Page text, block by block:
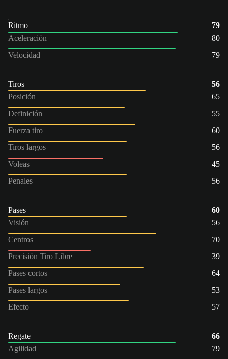
Ritmo
79
Aceleración
80
Velocidad
79
Tiros
56
Posición
65
Definición
55
Fuerza tiro
60
Tiros largos
56
Voleas
45
Penales
56
Pases
60
Visión
56
Centros
70
Precisión Tiro Libre
39
Pases cortos
64
Pases largos
53
Efecto
57
Regate
66
Agilidad
79